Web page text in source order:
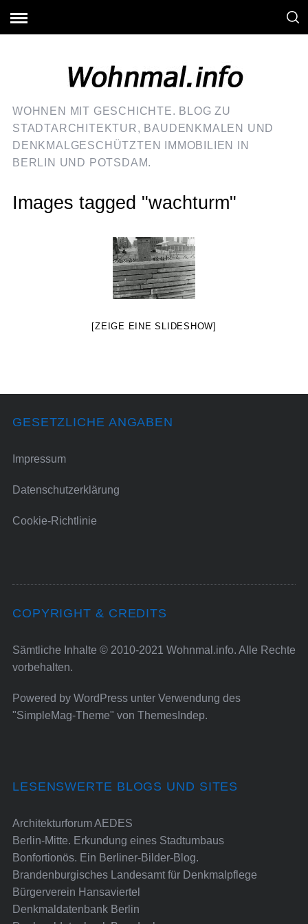
WOHNEN MIT GESCHICHTE. BLOG ZU
STADTARCHITEKTUR, BAUDENKMALEN UND
DENKMALGESCHÜTZTEN IMMOBILIEN IN
BERLIN UND POTSDAM.
Images tagged "wachturm"
[ZEIGE EINE SLIDESHOW]
GESETZLICHE ANGABEN
Impressum
Datenschutzerklärung
Cookie-Richtlinie
COPYRIGHT & CREDITS
Sämtliche Inhalte © 2010-2021 Wohnmal.info. Alle Rechte
vorbehalten.
Powered by WordPressunter Verwendung des
"SimpleMag-Theme" von ThemesIndep.
LESENSWERTE BLOGS UND SITES
Architekturforum AEDES
Berlin-Mitte. Erkundung eines Stadtumbaus
Bonfortionös. Ein Berliner-Bilder-Blog.
Brandenburgisches Landesamt für Denkmalpflege
Bürgerverein Hansaviertel
Denkmaldatenbank Berlin